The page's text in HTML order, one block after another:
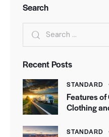
Search
Search
for:
Recent Posts
STANDARD
Features
Clothing
STANDARD